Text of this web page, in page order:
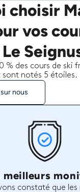
choisir
vos
% des cours de ski
sont notés 5 étoiles.
nous
meilleurs
constaté que